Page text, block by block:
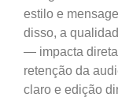
estilo e
disso, a
— impacta
retenção da
claro e edição